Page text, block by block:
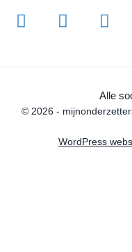
Alle
© 2026 -
WordPress